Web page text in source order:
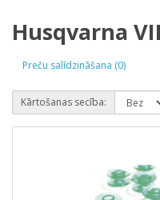
Husqvarna
Preču salīdzināšana (0)
Kārtošanas secība: